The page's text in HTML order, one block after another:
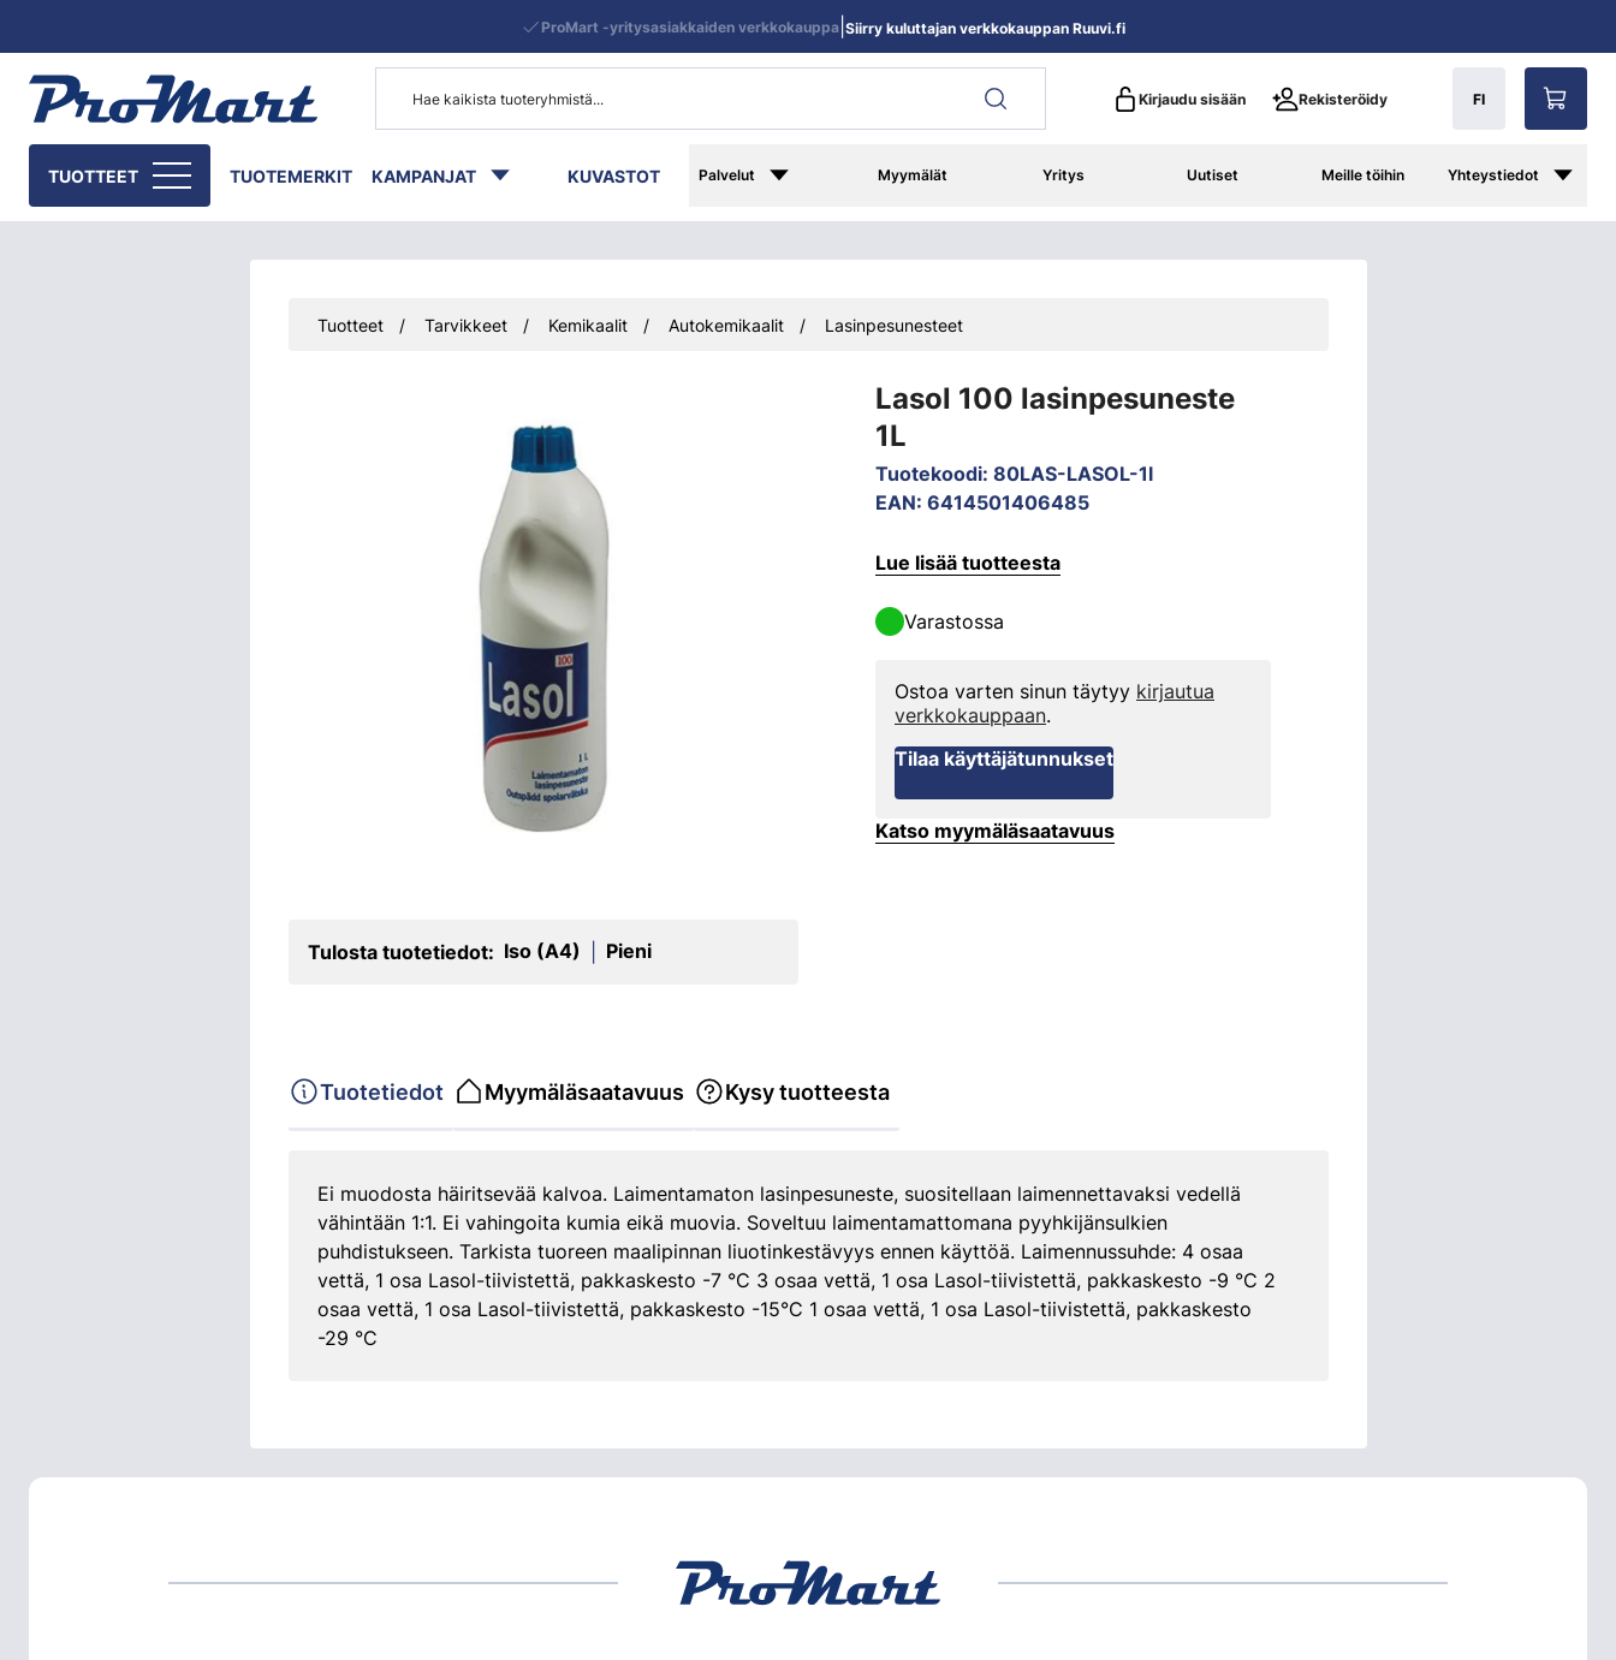
Kirjaudu sisään Rekisteröidy FI
TUOTTEET TUOTEMERKIT KAMPANJAT KUVASTOT Palvelut Myymälät Yritys Uutiset Meille töihin Yhteystiedot
ProMart -yritysasiakkaiden verkkokauppa| Siirry kuluttajan verkkokauppan Ruuvi.fi
Tuotteet Tarvikkeet Kemikaalit Autokemikaalit Lasinpesunesteet
Lasol 100 lasinpesuneste
1L
Tuotekoodi: 80LAS-LASOL-1l
EAN: 6414501406485
Tulosta tuotetiedot: Iso (A4) Pieni
Lue lisää tuotteesta
Varastossa
Ostoa varten sinun täytyy kirjautua
verkkokauppaan.
Tilaa käyttäjätunnukset
Katso myymäläsaatavuus
Tuotetiedot Myymäläsaatavuus Kysy tuotteesta
Ei muodosta häiritsevää kalvoa. Laimentamaton lasinpesuneste, suositellaan laimennettavaksi vedellä
vähintään 1:1. Ei vahingoita kumia eikä muovia. Soveltuu laimentamattomana pyyhkijänsulkien
puhdistukseen. Tarkista tuoreen maalipinnan liuotinkestävyys ennen käyttöä. Laimennussuhde: 4 osaa
vettä, 1 osa Lasol-tiivistettä, pakkaskesto -7 °C 3 osaa vettä, 1 osa Lasol-tiivistettä, pakkaskesto -9 °C 2
osaa vettä, 1 osa Lasol-tiivistettä, pakkaskesto -15°C 1 osaa vettä, 1 osa Lasol-tiivistettä, pakkaskesto
-29 °C